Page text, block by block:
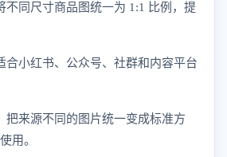
不同尺寸商品图统一为 1:1 比例，提
合小红书、公众号、社群和内容平台
把来源不同的图片统一变成标准方
用。